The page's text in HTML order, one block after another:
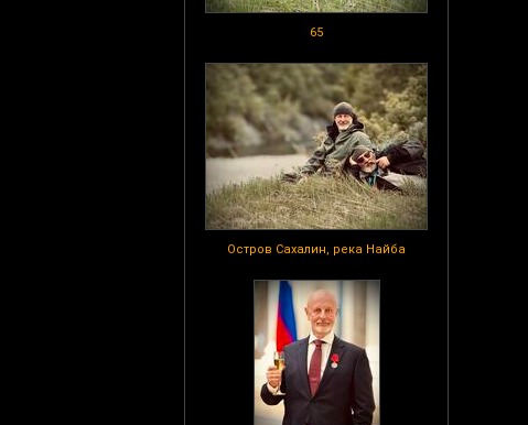
65
Остров Сахалин, река Найба